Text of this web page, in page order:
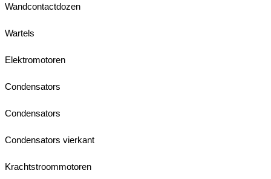
Wandcontactdozen
Wartels
Elektromotoren
Condensators
Condensators
Condensators vierkant
Krachtstroommotoren